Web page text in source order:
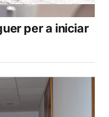
per a iniciar